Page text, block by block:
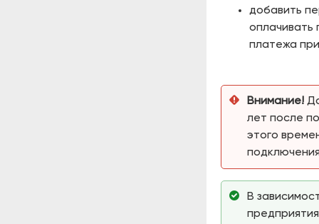
добавить
оплачивать
платежа
Внимание!
лет после
этого
В